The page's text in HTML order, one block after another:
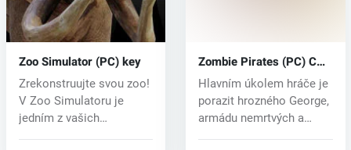
Zoo Simulator (PC) key
Zrekonstruujte svou zoo!
V Zoo Simulatoru je
jedním z vašich
Zombie Pirates (PC) CD
key
Hlavním úkolem hráče je
porazit hrozného George,
armádu nemrtvých a